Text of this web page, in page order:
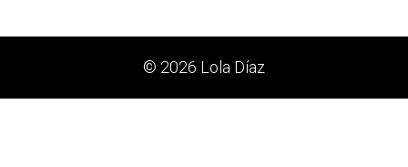
© 2026 Lola Díaz